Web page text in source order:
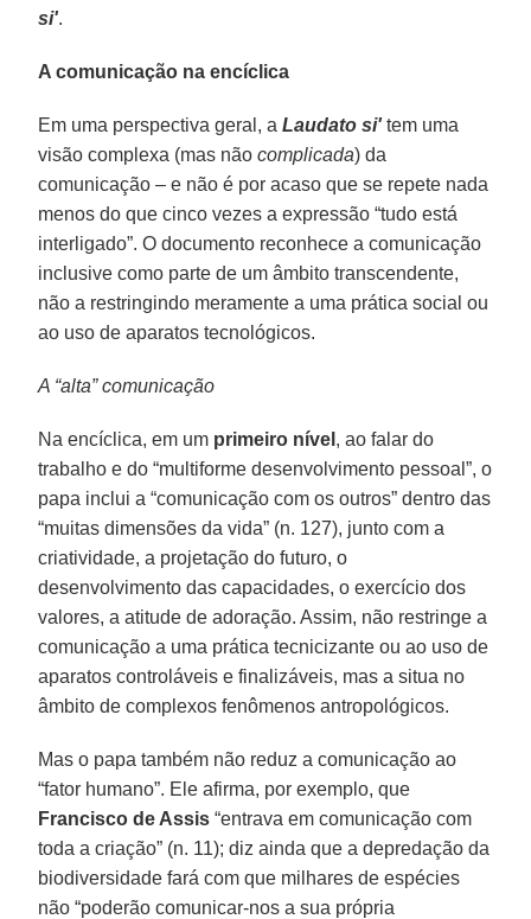
si'.
A comunicação na encíclica
Em uma perspectiva geral, aLaudato si' tem uma
visão complexa (mas nãocomplicada) da
comunicação – e não é por acaso que se repete nada
menos do que cinco vezes a expressão “tudo está
interligado”. O documento reconhece a comunicação
inclusive como parte de um âmbito transcendente,
não a restringindo meramente a uma prática social ou
ao uso de aparatos tecnológicos.
A “alta” comunicação
Na encíclica, em um primeiro nível , ao falar do
trabalho e do “multiforme desenvolvimento pessoal”, o
papa inclui a “comunicação com os outros” dentro das
“muitas dimensões da vida” (n. 127), junto com a
criatividade, a projetação do futuro, o
desenvolvimento das capacidades, o exercício dos
valores, a atitude de adoração. Assim, não restringe a
comunicação a uma prática tecnicizante ou ao uso de
aparatos controláveis e finalizáveis, mas a situa no
âmbito de complexos fenômenos antropológicos.
Mas o papa também não reduz a comunicação ao
“fator humano”. Ele afirma, por exemplo, que
Francisco de Assis “entrava em comunicação com
toda a criação” (n. 11); diz ainda que a depredação da
biodiversidade fará com que milhares de espécies
não “poderão comunicar-nos a sua própria